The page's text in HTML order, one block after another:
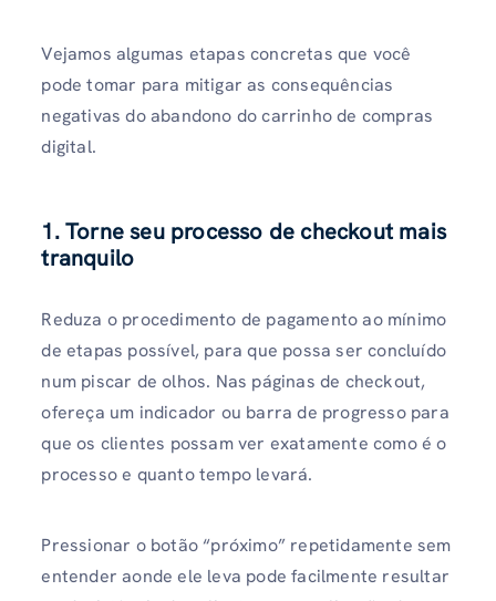
Vejamos algumas etapas concretas que você
pode tomar para mitigar as consequências
negativas do abandono do carrinho de compras
digital.
1. Torne seu processo de checkout mais
tranquilo
Reduza o procedimento de pagamento ao mínimo
de etapas possível, para que possa ser concluído
num piscar de olhos. Nas páginas de checkout,
ofereça um indicador ou barra de progresso para
que os clientes possam ver exatamente como é o
processo e quanto tempo levará.
Pressionar o botão “próximo” repetidamente sem
entender aonde ele leva pode facilmente resultar